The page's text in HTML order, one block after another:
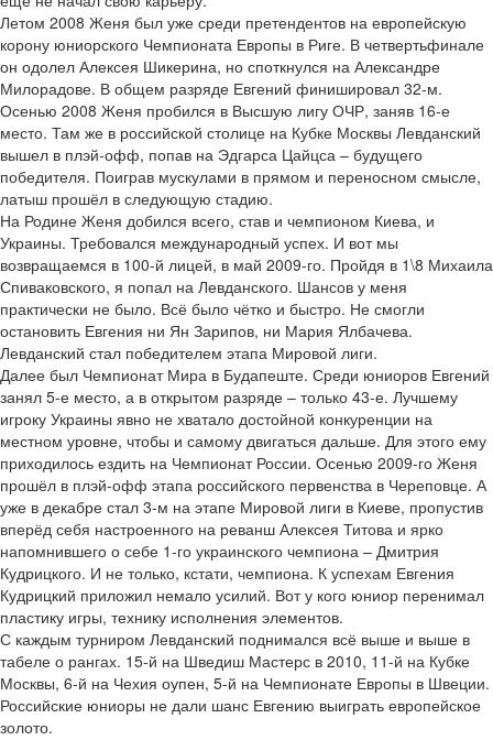
Летом 2008 Женя был уже среди претендентов на европейскую
корону юниорского Чемпионата Европы в Риге. В четвертьфинале
он одолел Алексея Шикерина, но споткнулся на Александре
Милорадове. В общем разряде Евгений финишировал 32-м.
Осенью 2008 Женя пробился в Высшую лигу ОЧР, заняв 16-е
место. Там же в российской столице на Кубке Москвы Левданский
вышел в плэй-офф, попав на Эдгарса Цайцса – будущего
победителя. Поиграв мускулами в прямом и переносном смысле,
латыш прошёл в следующую стадию.
На Родине Женя добился всего, став и чемпионом Киева, и
Украины. Требовался международный успех. И вот мы
возвращаемся в 100-й лицей, в май 2009-го. Пройдя в 1\8 Михаила
Спиваковского, я попал на Левданского. Шансов у меня
практически не было. Всё было чётко и быстро. Не смогли
остановить Евгения ни Ян Зарипов, ни Мария Ялбачева.
Левданский стал победителем этапа Мировой лиги.
Далее был Чемпионат Мира в Будапеште. Среди юниоров Евгений
занял 5-е место, а в открытом разряде – только 43-е. Лучшему
игроку Украины явно не хватало достойной конкуренции на
местном уровне, чтобы и самому двигаться дальше. Для этого ему
приходилось ездить на Чемпионат России. Осенью 2009-го Женя
прошёл в плэй-офф этапа российского первенства в Череповце. А
уже в декабре стал 3-м на этапе Мировой лиги в Киеве, пропустив
вперёд себя настроенного на реванш Алексея Титова и ярко
напомнившего о себе 1-го украинского чемпиона – Дмитрия
Кудрицкого. И не только, кстати, чемпиона. К успехам Евгения
Кудрицкий приложил немало усилий. Вот у кого юниор перенимал
пластику игры, технику исполнения элементов.
С каждым турниром Левданский поднимался всё выше и выше в
табеле о рангах. 15-й на Шведиш Мастерс в 2010, 11-й на Кубке
Москвы, 6-й на Чехия оупен, 5-й на Чемпионате Европы в Швеции.
Российские юниоры не дали шанс Евгению выиграть европейское
золото.